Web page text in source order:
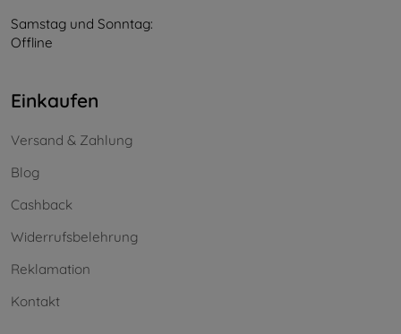
Samstag und Sonntag:
Offline
Einkaufen
Versand & Zahlung
Blog
Cashback
Widerrufsbelehrung
Reklamation
Kontakt